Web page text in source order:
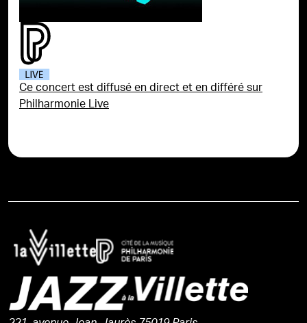
Ce concert est diffusé en direct et en différé sur
Philharmonie Live